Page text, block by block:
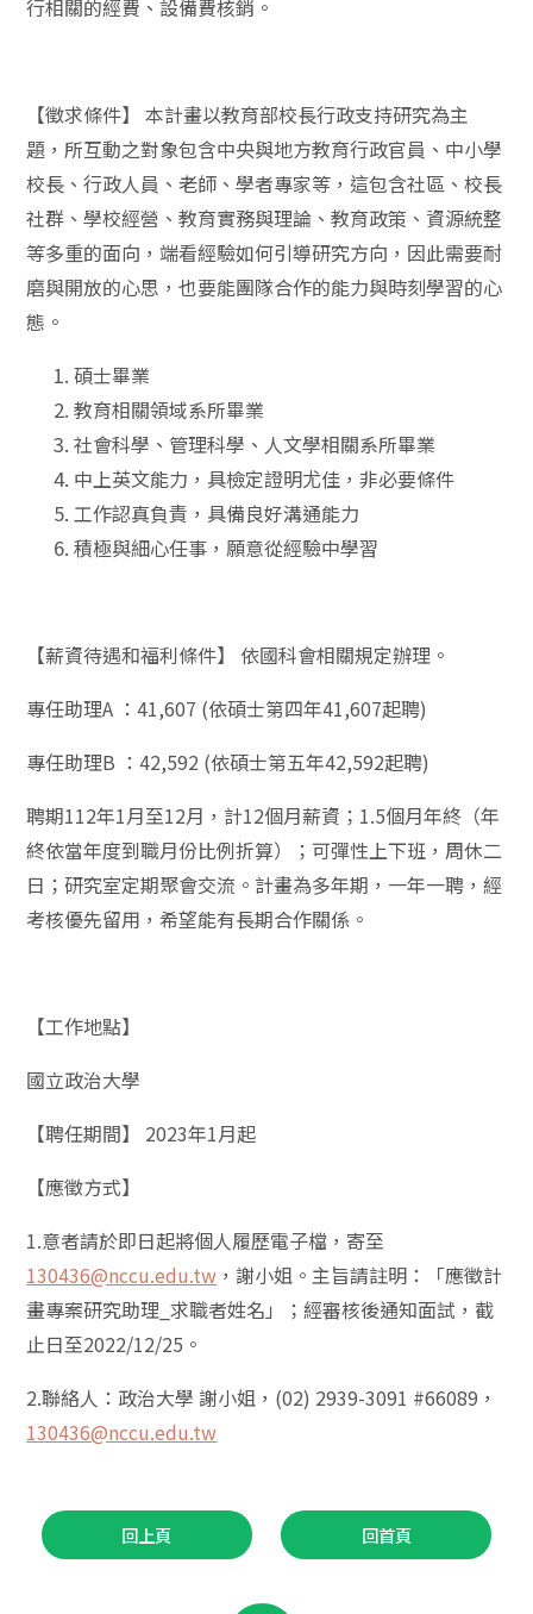
行相關的經費、設備費核銷。
【徵求條件】 本計畫以教育部校長行政支持研究為主
題，所互動之對象包含中央與地方教育行政官員、中小學
校長、行政人員、老師、學者專家等，這包含社區、校長
社群、學校經營、教育實務與理論、教育政策、資源統整
等多重的面向，端看經驗如何引導研究方向，因此需要耐
磨與開放的心思，也要能團隊合作的能力與時刻學習的心
態。
碩士畢業
教育相關領域系所畢業
社會科學、管理科學、人文學相關系所畢業
中上英文能力，具檢定證明尤佳，非必要條件
工作認真負責，具備良好溝通能力
積極與細心任事，願意從經驗中學習
【薪資待遇和福利條件】 依國科會相關規定辦理。
專任助理A ：41,607 (依碩士第四年41,607起聘)
專任助理B ：42,592 (依碩士第五年42,592起聘)
聘期112年1月至12月，計12個月薪資；1.5個月年終（年
終依當年度到職月份比例折算）；可彈性上下班，周休二
日；研究室定期聚會交流。計畫為多年期，一年一聘，經
考核優先留用，希望能有長期合作關係。
【工作地點】
國立政治大學
【聘任期間】 2023年1月起
【應徵方式】
1.意者請於即日起將個人履歷電子檔，寄至
130436@nccu.edu.tw ，謝小姐。主旨請註明：「應徵計
畫專案研究助理_求職者姓名」；經審核後通知面試，截
止日至2022/12/25。
2.聯絡人：政治大學 謝小姐，(02) 2939-3091 #66089，
130436@nccu.edu.tw
回上頁 回首頁